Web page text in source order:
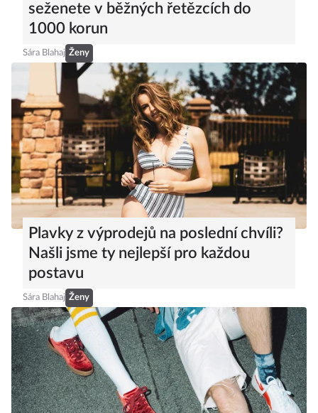
seženete v běžných řetězcích do
1000 korun
Sára Blahaj Ženy
Plavky z výprodejů na poslední chvíli?
Našli jsme ty nejlepší pro každou
postavu
Sára Blahaj Ženy